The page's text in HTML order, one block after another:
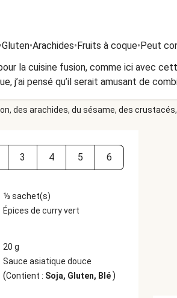
•Gluten•Arachides•Fruits à coque•Peut
la cuisine fusion, comme ici avec
j’ai pensé qu’il serait amusant de
des arachides, du sésame, des
3 4 5 6
⅓ sachet(s)
Épices de curry vert
20 g
Sauce asiatique douce
(Contient : Soja, Gluten, Blé)